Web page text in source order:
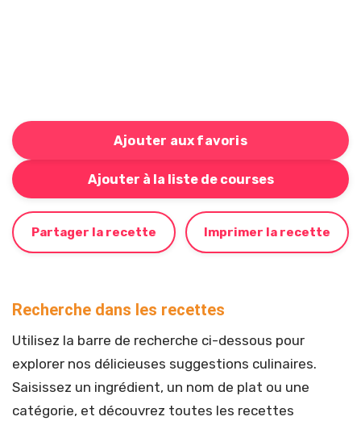
Ajouter aux favoris
Ajouter à la liste de courses
Bouton pour ajouter cette recette à votre liste de
Partager la recette Imprimer la recette
Recherche dans les recettes
Utilisez la barre de recherche ci-dessous pour
explorer nos délicieuses suggestions culinaires.
Saisissez un ingrédient, un nom de plat ou une
catégorie, et découvrez toutes les recettes